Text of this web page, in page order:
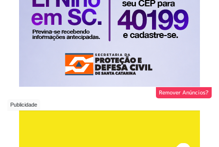
Remover Anúncios?